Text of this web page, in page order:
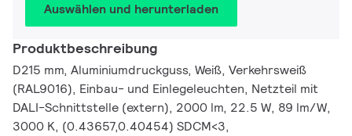
Auswählen und herunterladen
Produktbeschreibung
D215 mm, Aluminiumdruckguss, Weiß, Verkehrsweiß
(RAL9016), Einbau- und Einlegeleuchten, Netzteil mit
DALI-Schnittstelle (extern), 2000 lm, 22.5 W, 89 lm/W,
3000 K, (0.43657,0.40454) SDCM<3,